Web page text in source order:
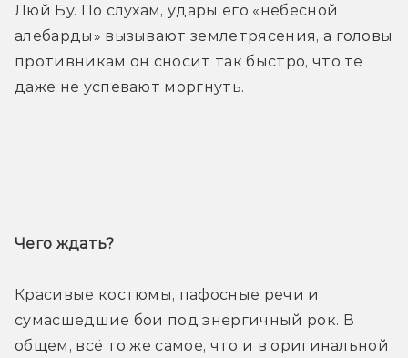
Люй Бу. По слухам, удары его «небесной
алебарды» вызывают землетрясения, а головы
противникам он сносит так быстро, что те
даже не успевают моргнуть.
Чего ждать?
Красивые костюмы, пафосные речи и
сумасшедшие бои под энергичный рок. В
общем, всё то же самое, что и в оригинальной